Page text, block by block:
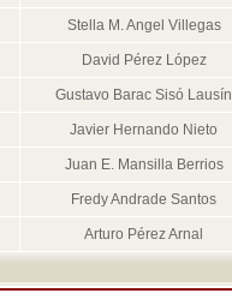
Stella M. Angel Villegas
David Pérez López
Gustavo Barac Sisó Lausín
Javier Hernando Nieto
Juan E. Mansilla Berrios
Fredy Andrade Santos
Arturo Pérez Arnal